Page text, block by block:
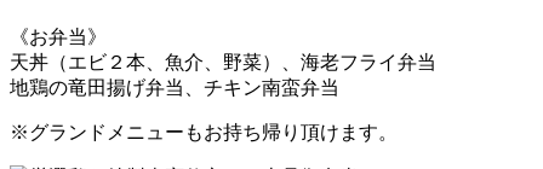
《お弁当》
天丼（エビ２本、魚介、野菜）、海老フライ弁当
地鶏の竜田揚げ弁当、チキン南蛮弁当
※グランドメニューもお持ち帰り頂けます。